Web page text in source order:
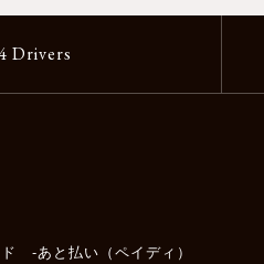
Drivers
-あと払い（ペイディ）